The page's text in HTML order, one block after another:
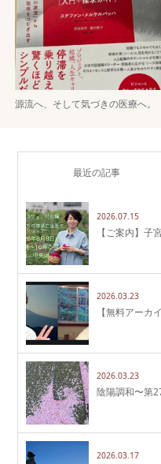
源流へ、そして気づきの医療へ。
最近の記事
2026.07.15
【ご案内】子
2026.03.23
【無料アーカ
2026.03.23
陰陽調和〜第
2026.03.17